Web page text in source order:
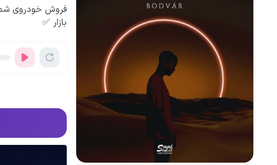
فروش خودروی
بازار ✅